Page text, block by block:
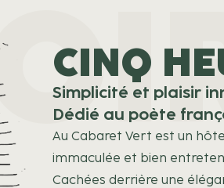
CINQ
Simplicité et plaisir
Dédié au poète
Au Cabaret Vert est un
immaculée et bien
Cachées derrière une